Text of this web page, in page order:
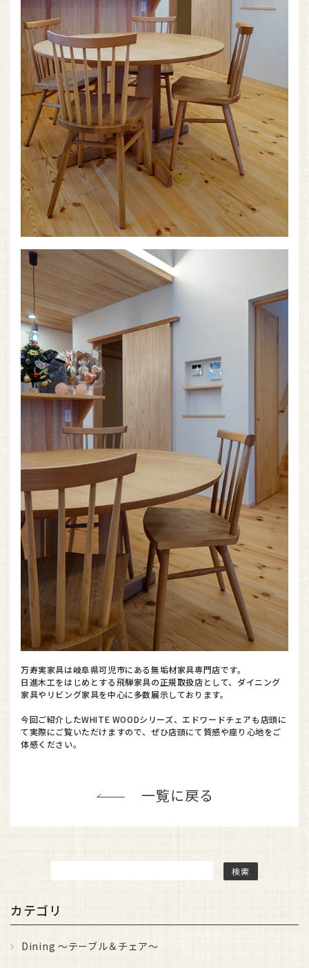
万寿実家具は岐阜県可児市にある無垢材家具専門店です。
日進木工をはじめとする飛騨家具の正規取扱店として、ダイニング
家具やリビング家具を中心に多数展示しております。
今回ご紹介したWHITE WOODシリーズ、エドワードチェアも店頭に
て実際にご覧いただけますので、ぜひ店頭にて質感や座り心地をご
体感ください。
一覧に戻る
カテゴリ
Dining ～テーブル＆チェア～